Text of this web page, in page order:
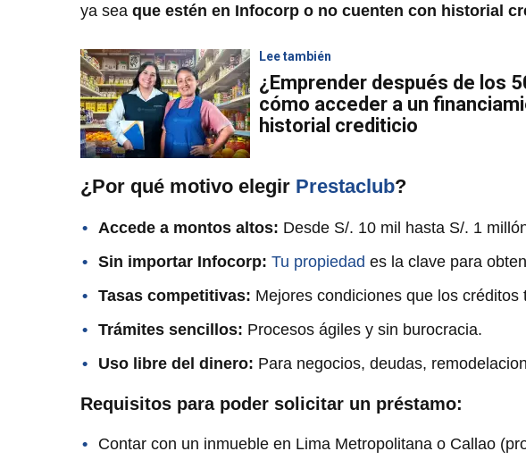
ya sea que estén en Infocorp o no cuenten con historial
Lee también
¿Emprender después de los
cómo acceder a un
historial crediticio
¿Por qué motivo elegir Prestaclub?
Accede a montos altos: Desde S/. 10 mil hasta S/. 1
Sin importar Infocorp: Tu propiedad es la clave para
Tasas competitivas: Mejores condiciones que los créditos
Trámites sencillos: Procesos ágiles y sin burocracia.
Uso libre del dinero: Para negocios, deudas,
Requisitos para poder solicitar un préstamo:
Contar con un inmueble en Lima Metropolitana o Callao